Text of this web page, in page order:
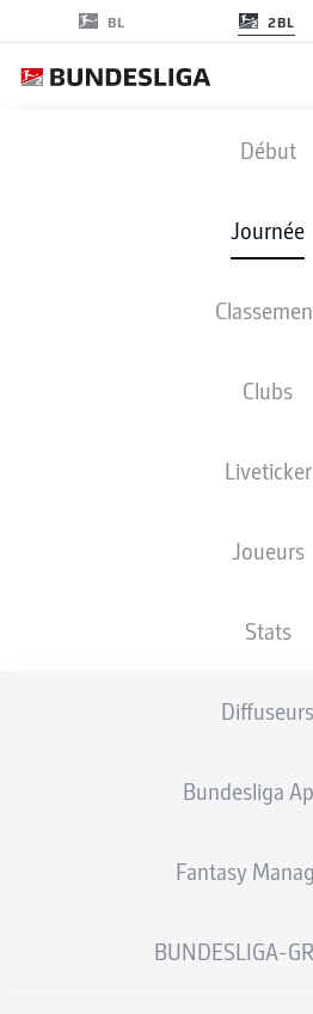
BL 2BL
Début
Journée
Clubs
Liveticker
Joueurs
Stats
Diffuseurs
Bundesliga
Fantasy
BUNDESLIGA-
FCE -
COMPOSITIONS
ven., 18.12.2026 -
Publicité